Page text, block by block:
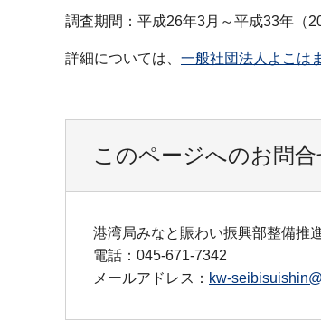
調査期間：平成26年3月～平成33年（
詳細については、 一般社団法人よこは
このページへのお問合
港湾局みなと賑わい振興部整備推
電話：045-671-7342
メールアドレス： kw-